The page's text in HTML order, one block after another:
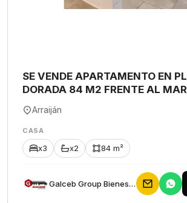
SE VENDE APARTAMENTO EN
DORADA 84 M2 FRENTE AL MAR
Arraiján
CASA
x3 x2 84 m²
Galceb Group Bienes Raices